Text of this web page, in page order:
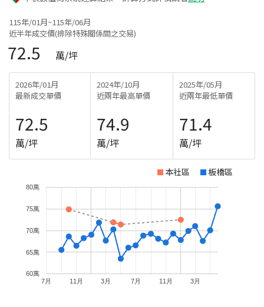
115年/01月~115年/06月
近半年成交價(排除特殊關係間之交易)
72.5 萬/坪
2026年/01月
最新成交單價
72.5
萬/坪
2024年/10月
近兩年最高單價
74.9
萬/坪
2025年/05月
近兩年最低單價
71.4
萬/坪
本社區 板橋區
7月 11月 3月 7月 11月 3月
60萬
65萬
70萬
75萬
80萬